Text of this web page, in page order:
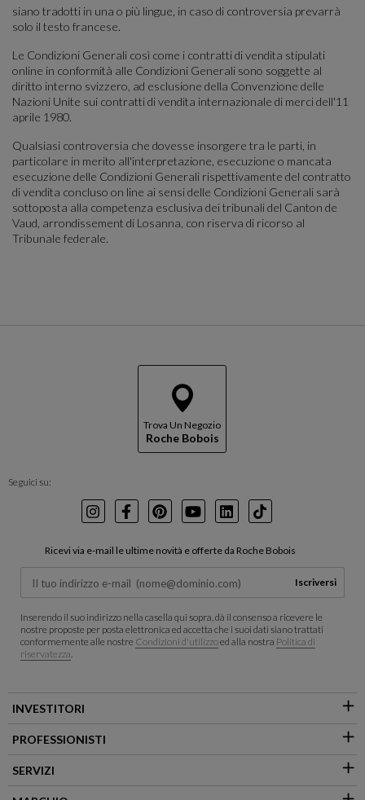
siano tradotti in una o più lingue, in caso di controversia prevarrà
solo il testo francese.
Le Condizioni Generali così come i contratti di vendita stipulati
online in conformità alle Condizioni Generali sono soggette al
diritto interno svizzero, ad esclusione della Convenzione delle
Nazioni Unite sui contratti di vendita internazionale di merci dell'11
aprile 1980.
Qualsiasi controversia che dovesse insorgere tra le parti, in
particolare in merito all'interpretazione, esecuzione o mancata
esecuzione delle Condizioni Generali rispettivamente del contratto
di vendita concluso on line ai sensi delle Condizioni Generali sarà
sottoposta alla competenza esclusiva dei tribunali del Canton de
Vaud, arrondissement di Losanna, con riserva di ricorso al
Tribunale federale.
Trova Un Negozio
Roche Bobois
Seguici su:
InstagramFacebookPinterest
YoutubeLinkedInTikTok
Ricevi via e-mail le ultime novità e offerte da Roche Bobois
Iscriversi
Inserendo il suo indirizzo nella casella qui sopra, dà il consenso a ricevere le
nostre proposte per posta elettronica ed accetta che i suoi dati siano trattati
conformemente alle nostre Condizioni d'utilizzoed alla nostra Politica di
riservatezza
INVESTITORI
PROFESSIONISTI
SERVIZI